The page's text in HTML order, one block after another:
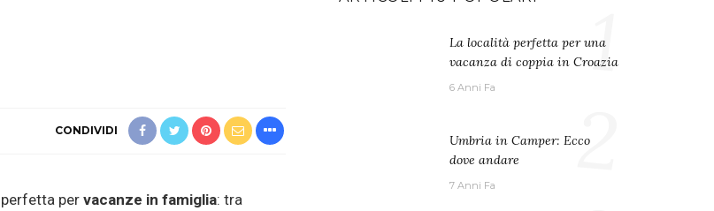
CONDIVIDI
pervacanze in famiglia: tra
La località perfetta per una
vacanza di coppia in Croazia
6 Anni Fa 1
Umbria in Camper: Ecco
dove andare
7 Anni Fa 2